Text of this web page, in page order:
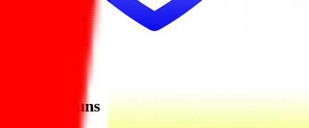
Wir über uns